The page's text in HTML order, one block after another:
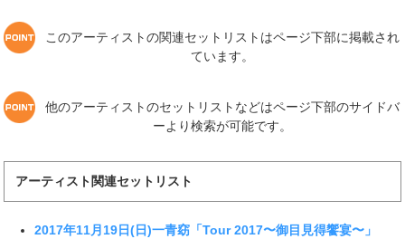
このアーティストの関連セットリストはページ下部に掲載され
ています。
他のアーティストのセットリストなどはページ下部のサイドバ
ーより検索が可能です。
アーティスト関連セットリスト
2017年11月19日(日)一青窈「Tour 2017〜御目見得饗宴〜」